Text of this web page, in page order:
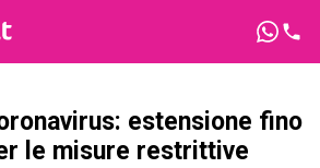
estensione fino
le misure restrittive